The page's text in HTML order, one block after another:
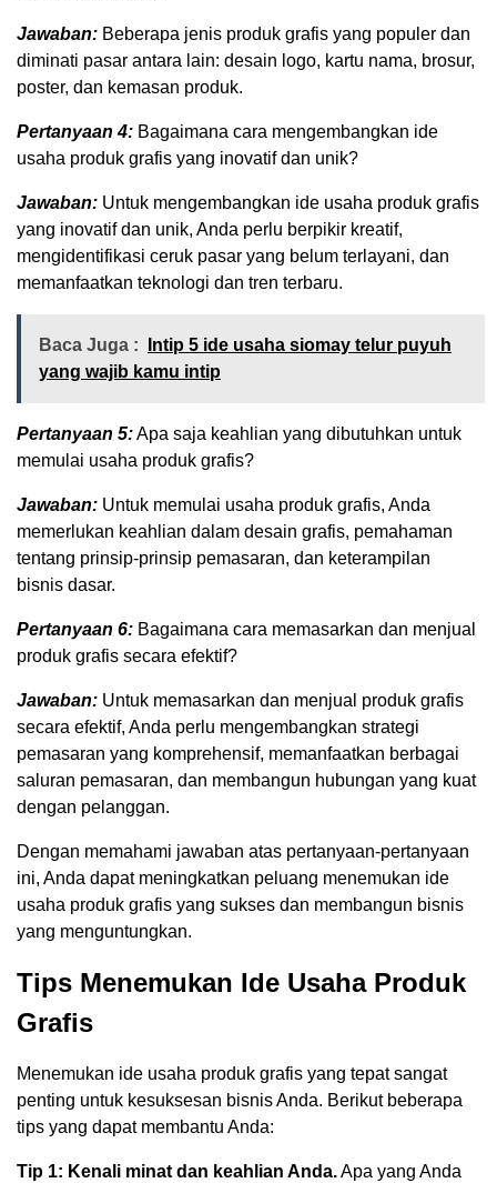
Jawaban: Beberapa jenis produk grafis yang populer dan
diminati pasar antara lain: desain logo, kartu nama, brosur,
poster, dan kemasan produk.
Pertanyaan 4: Bagaimana cara mengembangkan ide
usaha produk grafis yang inovatif dan unik?
Jawaban: Untuk mengembangkan ide usaha produk grafis
yang inovatif dan unik, Anda perlu berpikir kreatif,
mengidentifikasi ceruk pasar yang belum terlayani, dan
memanfaatkan teknologi dan tren terbaru.
Baca Juga :
Intip 5 ide usaha siomay telur puyuh
yang wajib kamu intip
Pertanyaan 5:Apa saja keahlian yang dibutuhkan untuk
memulai usaha produk grafis?
Jawaban: Untuk memulai usaha produk grafis, Anda
memerlukan keahlian dalam desain grafis, pemahaman
tentang prinsip-prinsip pemasaran, dan keterampilan
bisnis dasar.
Pertanyaan 6: Bagaimana cara memasarkan dan menjual
produk grafis secara efektif?
Jawaban: Untuk memasarkan dan menjual produk grafis
secara efektif, Anda perlu mengembangkan strategi
pemasaran yang komprehensif, memanfaatkan berbagai
saluran pemasaran, dan membangun hubungan yang kuat
dengan pelanggan.
Dengan memahami jawaban atas pertanyaan-pertanyaan
ini, Anda dapat meningkatkan peluang menemukan ide
usaha produk grafis yang sukses dan membangun bisnis
yang menguntungkan.
Tips Menemukan Ide Usaha Produk
Grafis
Menemukan ide usaha produk grafis yang tepat sangat
penting untuk kesuksesan bisnis Anda. Berikut beberapa
tips yang dapat membantu Anda:
Tip 1: Kenali minat dan keahlian Anda.Apa yang Anda